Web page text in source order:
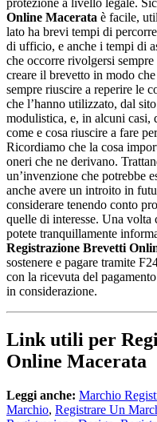
protezione a livello legale.
Online Macerata è facile,
lato ha brevi tempi di
di ufficio, e anche i tempi di
che occorre rivolgersi
creare il brevetto in modo
sempre riuscire a reperire le
che l’hanno utilizzato, dal
modulistica, e, in alcuni casi,
come e cosa riuscire a fare
Ricordiamo che la cosa
oneri che ne derivano.
un’invenzione che potrebbe
anche avere un introito in
considerare tenendo conto
quelle di interesse. Una volta
potete tranquillamente
Registrazione Brevetti
sostenere e pagare tramite
con la ricevuta del
in considerazione.
Link utili per
Online Macerata
Leggi anche: Marchio
Marchio, Registrare Un